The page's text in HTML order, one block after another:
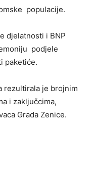
populacije.
djelatnosti i BNP
podjele
paketiće.
rezultirala je brojnim
i zaključcima,
Grada Zenice.